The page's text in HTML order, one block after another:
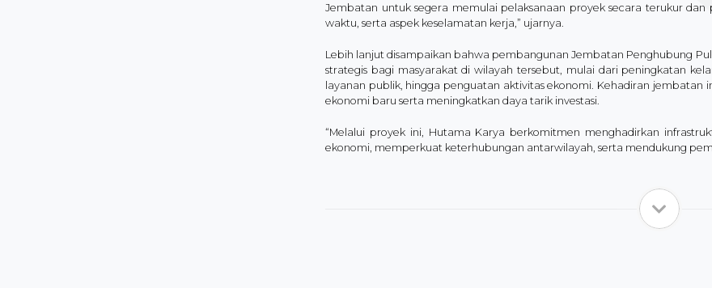
Jembatan untuk segera memulai pelaksanaan proyek secara terukur
waktu, serta aspek keselamatan kerja,” ujarnya.
Lebih lanjut disampaikan bahwa pembangunan Jembatan Penghubung
strategis bagi masyarakat di wilayah tersebut, mulai dari peningkatan
layanan publik, hingga penguatan aktivitas ekonomi. Kehadiran
ekonomi baru serta meningkatkan daya tarik investasi.
“Melalui proyek ini, Hutama Karya berkomitmen menghadirkan
ekonomi, memperkuat keterhubungan antarwilayah, serta mendukung